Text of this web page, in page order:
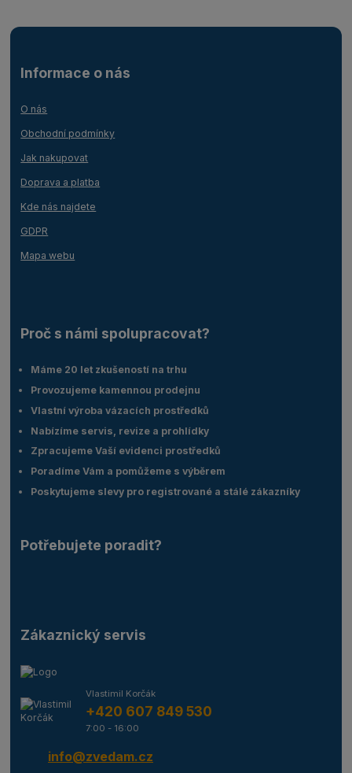
Informace o nás
O nás
Obchodní podmínky
Jak nakupovat
Doprava a platba
Kde nás najdete
GDPR
Mapa webu
Proč s námi spolupracovat?
Máme 20 let zkušeností na trhu
Provozujeme kamennou prodejnu
Vlastní výroba vázacích prostředků
Nabízíme servis, revize a prohlídky
Zpracujeme Vaší evidenci prostředků
Poradíme Vám a pomůžeme s výběrem
Poskytujeme slevy pro registrované a stálé zákazníky
Potřebujete poradit?
Zákaznický servis
Vlastimil Korčák
+420 607 849 530
7:00 - 16:00
info@zvedam.cz